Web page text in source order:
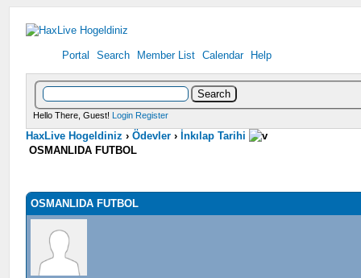
Portal Search Member List Calendar Help
Hello There, Guest! Login Register
HaxLive Hogeldiniz ›Ödevler ›İnkılap Tarihi
OSMANLIDA FUTBOL
OSMANLIDA FUTBOL